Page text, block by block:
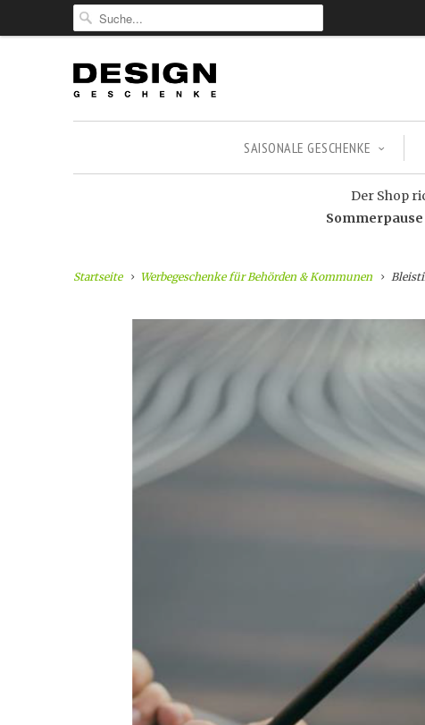
SAISONALE GESCHENKE
Der Shop
Sommerpause
Startseite Werbegeschenke für Behörden & Kommunen